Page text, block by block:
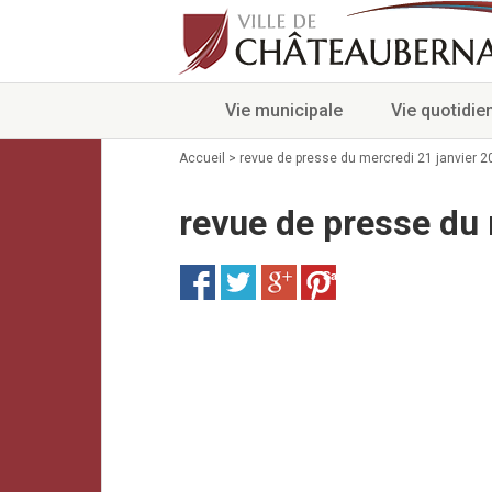
Vie municipale Vie
Accueil > revue de presse du mercredi 21 janvier
revue de presse
Save